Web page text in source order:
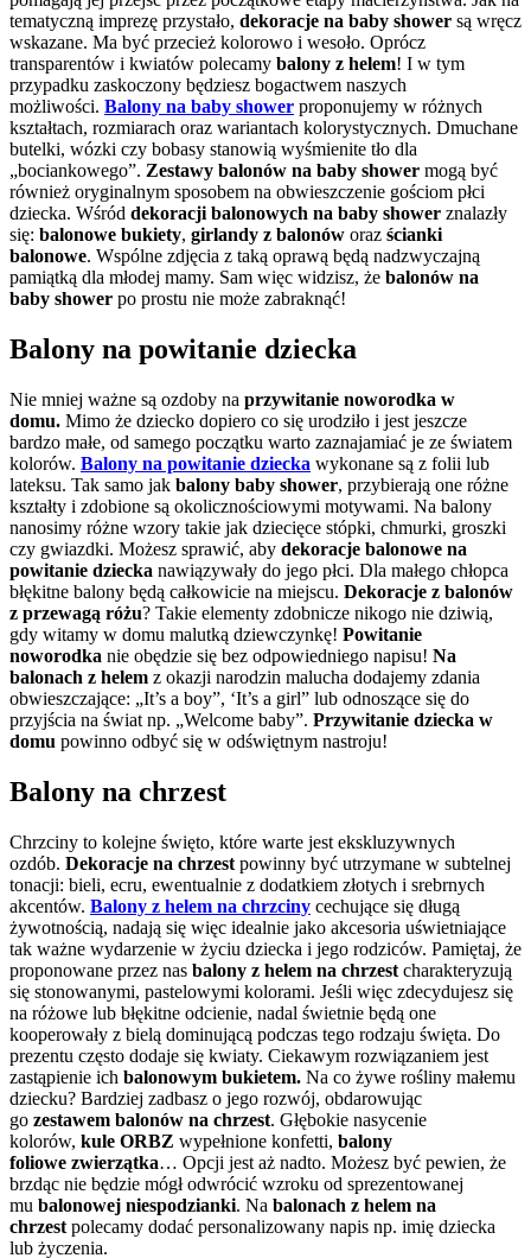
tematyczną imprezę przystało, dekoracje na baby shower są wręcz
wskazane. Ma być przecież kolorowo i wesoło. Oprócz
transparentów i kwiatów polecamy balony z helem! I w tym
przypadku zaskoczony będziesz bogactwem naszych
możliwości. Balony na baby shower proponujemy w różnych
kształtach, rozmiarach oraz wariantach kolorystycznych. Dmuchane
butelki, wózki czy bobasy stanowią wyśmienite tło dla
„bociankowego”. Zestawy balonów na baby shower mogą być
również oryginalnym sposobem na obwieszczenie gościom płci
dziecka. Wśród dekoracji balonowych na baby shower znalazły
się: balonowe bukiety, girlandy z balonów oraz ścianki
balonowe. Wspólne zdjęcia z taką oprawą będą nadzwyczajną
pamiątką dla młodej mamy. Sam więc widzisz, że balonów na
baby shower po prostu nie może zabraknąć!
Balony na powitanie dziecka
Nie mniej ważne są ozdoby na przywitanie noworodka w
domu. Mimo że dziecko dopiero co się urodziło i jest jeszcze
bardzo małe, od samego początku warto zaznajamiać je ze światem
kolorów. Balony na powitanie dziecka wykonane są z folii lub
lateksu. Tak samo jak balony baby shower, przybierają one różne
kształty i zdobione są okolicznościowymi motywami. Na balony
nanosimy różne wzory takie jak dziecięce stópki, chmurki, groszki
czy gwiazdki. Możesz sprawić, aby dekoracje balonowe na
powitanie dziecka nawiązywały do jego płci. Dla małego chłopca
błękitne balony będą całkowicie na miejscu. Dekoracje z balonów
z przewagą różu? Takie elementy zdobnicze nikogo nie dziwią,
gdy witamy w domu malutką dziewczynkę! Powitanie
noworodka nie obędzie się bez odpowiedniego napisu! Na
balonach z helem z okazji narodzin malucha dodajemy zdania
obwieszczające: „It’s a boy”, ‘It’s a girl” lub odnoszące się do
przyjścia na świat np. „Welcome baby”. Przywitanie dziecka w
domu powinno odbyć się w odświętnym nastroju!
Balony na chrzest
Chrzciny to kolejne święto, które warte jest ekskluzywnych
ozdób. Dekoracje na chrzest powinny być utrzymane w subtelnej
tonacji: bieli, ecru, ewentualnie z dodatkiem złotych i srebrnych
akcentów. Balony z helem na chrzciny cechujące się długą
żywotnością, nadają się więc idealnie jako akcesoria uświetniające
tak ważne wydarzenie w życiu dziecka i jego rodziców. Pamiętaj, że
proponowane przez nas balony z helem na chrzest charakteryzują
się stonowanymi, pastelowymi kolorami. Jeśli więc zdecydujesz się
na różowe lub błękitne odcienie, nadal świetnie będą one
kooperowały z bielą dominującą podczas tego rodzaju święta. Do
prezentu często dodaje się kwiaty. Ciekawym rozwiązaniem jest
zastąpienie ich balonowym bukietem. Na co żywe rośliny małemu
dziecku? Bardziej zadbasz o jego rozwój, obdarowując
go zestawem balonów na chrzest. Głębokie nasycenie
kolorów, kule ORBZ wypełnione konfetti, balony
foliowe zwierzątka… Opcji jest aż nadto. Możesz być pewien, że
brzdąc nie będzie mógł odwrócić wzroku od sprezentowanej
mu balonowej niespodzianki. Na balonach z helem na
chrzest polecamy dodać personalizowany napis np. imię dziecka
lub życzenia.